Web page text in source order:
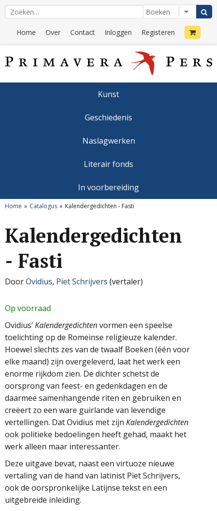
Home Over Contact Inloggen Registeren
Kunst
Geschiedenis
Naslagwerken
Literair fonds
In voorbereiding
Home Catalogus Kalendergedichten - Fasti
Kalendergedichten
- Fasti
DoorOvidius, Piet Schrijvers (vertaler)
Op voorraad
Ovidius’Kalendergedichtenvormen een speelse
toelichting op de Romeinse religieuze kalender.
Hoewel slechts zes van de twaalf Boeken (één voor
elke maand) zijn overgeleverd, laat het werk een
enorme rijkdom zien. De dichter schetst de
oorsprong van feest- en gedenkdagen en de
daarmee samenhangende riten en gebruiken en
creëert zo een ware guirlande van levendige
vertellingen. Dat Ovidius met zijn Kalendergedichten
ook politieke bedoelingen heeft gehad, maakt het
werk alleen maar interessanter.
Deze uitgave bevat, naast een virtuoze nieuwe
vertaling van de hand van latinist Piet Schrijvers,
ook de oorspronkelijke Latijnse tekst en een
uitgebreide inleiding.